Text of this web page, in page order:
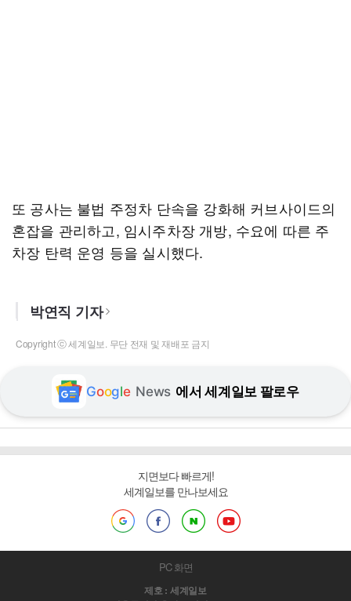
또 공사는 불법 주정차 단속을 강화해 커브사이드의
혼잡을 관리하고, 임시주차장 개방, 수요에 따른 주
차장 탄력 운영 등을 실시했다.
박연직 기자
Copyright ⓒ 세계일보. 무단 전재 및 재배포 금지
Google News 에서 세계일보 팔로우
지면보다 빠르게!
세계일보를 만나보세요
PC 화면
제호 : 세계일보